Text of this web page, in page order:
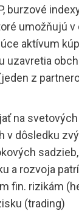
burzové
umožňujú
aktívum
uzavretia
z
na
v dôsledku
a rozvoja
fin. rizikám
(trading)